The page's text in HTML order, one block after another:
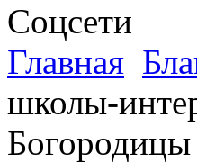
Соцсети
Главная
школы-
Богородицы